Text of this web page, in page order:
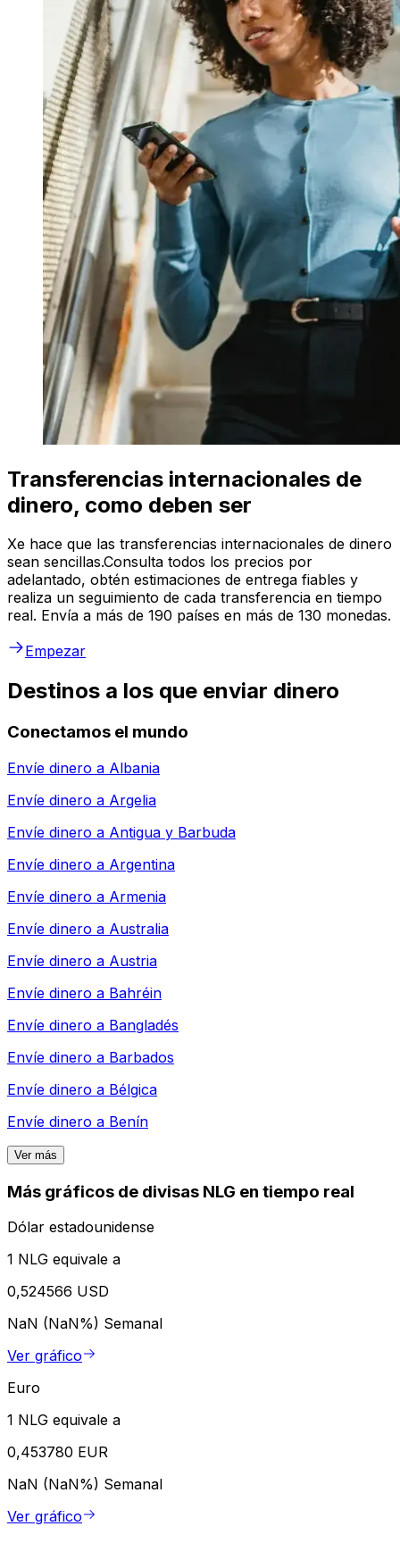
Transferencias internacionales de
dinero, como deben ser
Xe hace que las transferencias internacionales de dinero
sean sencillas.Consulta todos los precios por
adelantado, obtén estimaciones de entrega fiables y
realiza un seguimiento de cada transferencia en tiempo
real. Envía a más de 190 países en más de 130 monedas.
Empezar
Destinos a los que enviar dinero
Conectamos el mundo
Envíe dinero a Albania
Envíe dinero a Argelia
Envíe dinero a Antigua y Barbuda
Envíe dinero a Argentina
Envíe dinero a Armenia
Envíe dinero a Australia
Envíe dinero a Austria
Envíe dinero a Bahréin
Envíe dinero a Bangladés
Envíe dinero a Barbados
Envíe dinero a Bélgica
Envíe dinero a Benín
Ver más
Más gráficos de divisas NLG en tiempo real
Dólar estadounidense
1 NLG equivale a
0,524566 USD
NaN (NaN%) Semanal
Ver gráfico
Euro
1 NLG equivale a
0,453780 EUR
NaN (NaN%) Semanal
Ver gráfico